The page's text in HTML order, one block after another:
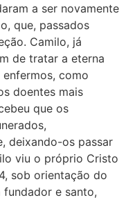
a ser novamente
que, passados
Camilo, já
de tratar a eterna
como
doentes mais
que os
deixando-os passar
viu o próprio Cristo
sob orientação do
e santo,